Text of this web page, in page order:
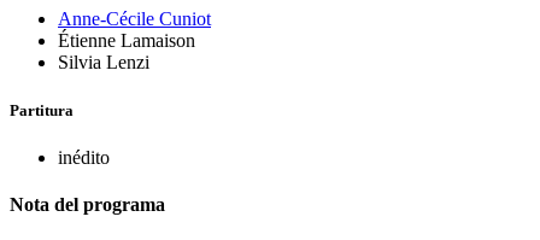
Anne-Cécile Cuniot
Étienne Lamaison
Silvia Lenzi
Partitura
inédito
Nota del programa